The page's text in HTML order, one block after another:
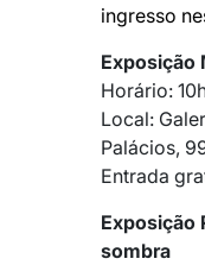
ingresso
Exposição
Horário:
Local:
Palácios,
Entrada
Exposição
sombra